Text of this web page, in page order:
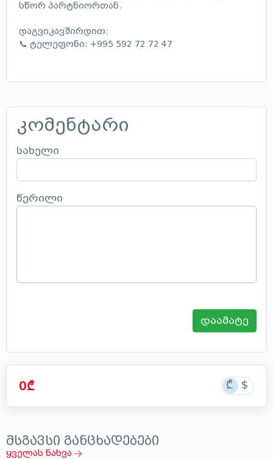
სწორ პარტნიორთან.
დაგვიკავშირდით:
📞 ტელეფონი: +995 592 72 72 47
კომენტარი
სახელი
წერილი
დაამატე
0₾
მსგავსი განცხადებები
ყველას ნახვა